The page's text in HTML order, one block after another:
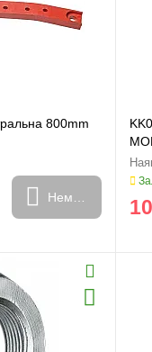
800mm
Немає в наявності